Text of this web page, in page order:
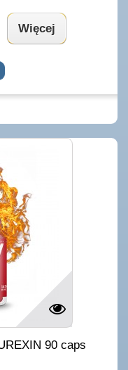
Więcej
90 caps